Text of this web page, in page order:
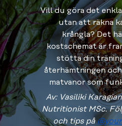
Vill du göra det
utan att räkna
krångla? Det
kostschemat är
stötta din
återhämtningen
matvanor som
Av: Vasiliki
Nutritionist MSc.
och tips på